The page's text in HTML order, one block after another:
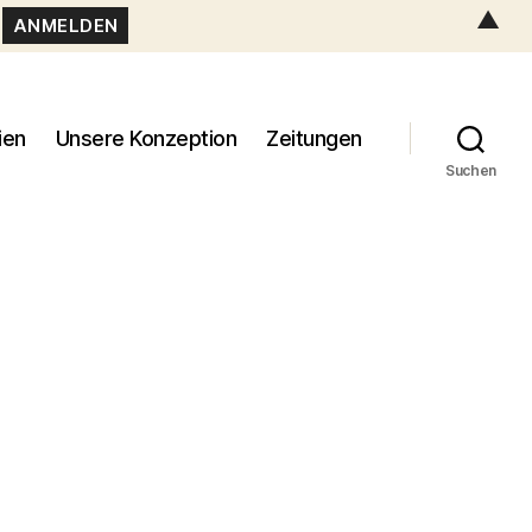
Unsere Konzeption Zeitungen
Suchen
▲